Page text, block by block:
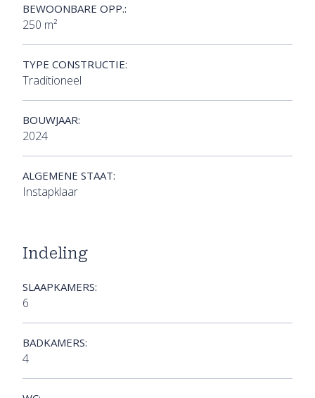
BEWOONBARE OPP.:
250 m²
TYPE CONSTRUCTIE:
Traditioneel
BOUWJAAR:
2024
ALGEMENE STAAT:
Instapklaar
Indeling
SLAAPKAMERS:
6
BADKAMERS:
4